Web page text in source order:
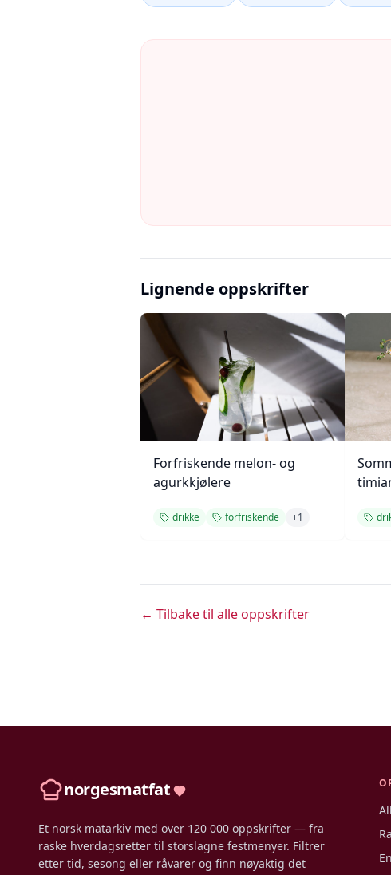
Lignende oppskrifter
Forfriskende melon- og
agurkkjølere
drikke forfriskende +1
← Tilbake til alle oppskrifter
norgesmatfat
Et norsk matarkiv med over 120 000 oppskrifter — fra
raske hverdagsretter til storslagne festmenyer. Filtrer
etter tid, sesong eller råvarer og finn nøyaktig det